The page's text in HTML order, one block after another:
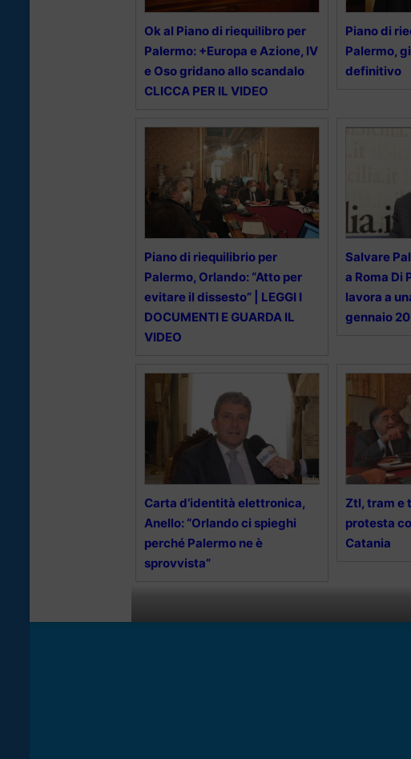
Ok al Piano di riequilibro per
Palermo: +Europa e Azione, IV
e Oso gridano allo scandalo
CLICCA PER IL VIDEO
Piano di
Palermo,
definitivo
Piano di riequilibrio per
Palermo, Orlando: “Atto per
evitare il dissesto” | LEGGI I
DOCUMENTI E GUARDA IL
VIDEO
Salvare
a Roma Di
lavora a
gennaio
Carta d’identità elettronica,
Anello: “Orlando ci spieghi
perché Palermo ne è
sprovvista”
Ztl, tram e
protesta
Catania